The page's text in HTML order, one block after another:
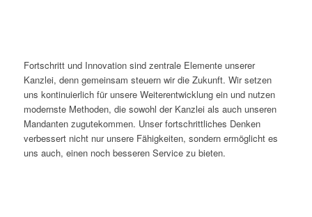
Fortschritt und Innovation sind zentrale Elemente unserer
Kanzlei, denn gemeinsam steuern wir die Zukunft. Wir setzen
uns kontinuierlich für unsere Weiterentwicklung ein und nutzen
modernste Methoden, die sowohl der Kanzlei als auch unseren
Mandanten zugutekommen. Unser fortschrittliches Denken
verbessert nicht nur unsere Fähigkeiten, sondern ermöglicht es
uns auch, einen noch besseren Service zu bieten.